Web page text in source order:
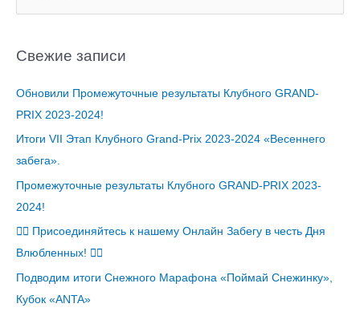
о
с
Свежие записи
Обновили Промежуточные результаты Клубного GRAND-
PRIX 2023-2024!
Итоги VII Этап Клубного Grand-Prix 2023-2024 «Весеннего
забега».
Промежуточные результаты Клубного GRAND-PRIX 2023-
2024!
🏃‍♂️ Присоединяйтесь к нашему Онлайн Забегу в честь Дня
Влюбленных! 🏃‍♀️
Подводим итоги Снежного Марафона «Поймай Снежинку»,
Кубок «ANTA»